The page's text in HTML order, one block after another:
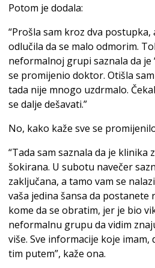
Potom je dodala:
“Prošla sam kroz dva
odlučila da se malo odmorim.
neformalnoj grupi saznala da je
se promijenio doktor. Otišla
tada nije mnogo uzdrmalo.
se dalje dešavati.”
No, kako kaže sve se
“Tada sam saznala da je klinika
šokirana. U subotu navečer
zaključana, a tamo vam se
vaša jedina šansa da postanete
kome da se obratim, jer je bio
neformalnu grupu da vidim
više. Sve informacije koje imam,
tim putem”, kaže ona.